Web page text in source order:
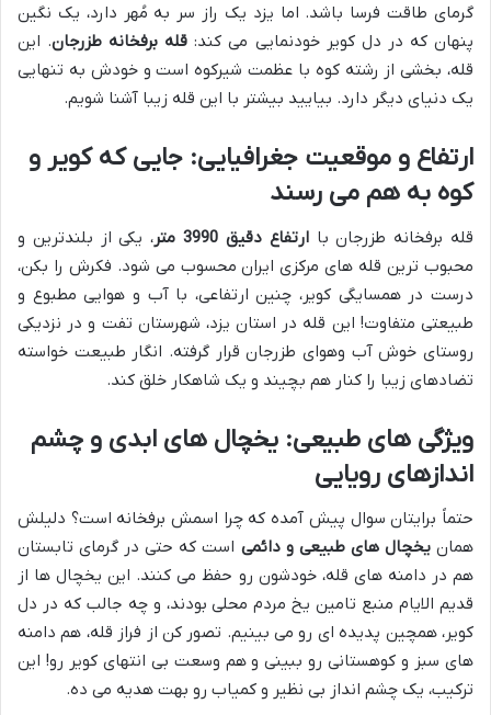
گرمای طاقت فرسا باشد. اما یزد یک راز سر به مُهر دارد، یک نگین
پنهان که در دل کویر خودنمایی می کند: قله برفخانه طزرجان. این
قله، بخشی از رشته کوه با عظمت شیرکوه است و خودش به تنهایی
یک دنیای دیگر دارد. بیایید بیشتر با این قله زیبا آشنا شویم.
ارتفاع و موقعیت جغرافیایی: جایی که کویر و
کوه به هم می رسند
قله برفخانه طزرجان باارتفاع دقیق 3990 متر
، یکی از بلندترین و
محبوب ترین قله های مرکزی ایران محسوب می شود. فکرش را بکن،
درست در همسایگی کویر، چنین ارتفاعی، با آب و هوایی مطبوع و
طبیعتی متفاوت! این قله در استان یزد، شهرستان تفت و در نزدیکی
روستای خوش آب وهوای طزرجان قرار گرفته. انگار طبیعت خواسته
تضادهای زیبا را کنار هم بچیند و یک شاهکار خلق کند.
ویژگی های طبیعی: یخچال های ابدی و چشم
اندازهای رویایی
حتماً برایتان سوال پیش آمده که چرا اسمش برفخانه است؟ دلیلش
همانیخچال های طبیعی و دائمی است که حتی در گرمای تابستان
هم در دامنه های قله، خودشون رو حفظ می کنند. این یخچال ها از
قدیم الایام منبع تامین یخ مردم محلی بودند، و چه جالب که در دل
کویر، همچین پدیده ای رو می بینیم. تصور کن از فراز قله، هم دامنه
های سبز و کوهستانی رو ببینی و هم وسعت بی انتهای کویر رو! این
ترکیب، یک چشم انداز بی نظیر و کمیاب رو بهت هدیه می ده.